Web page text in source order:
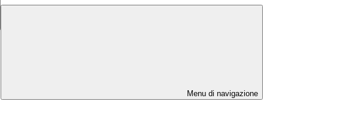
Menu di navigazione